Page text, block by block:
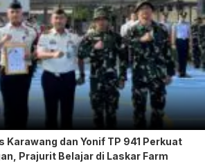
Karawang dan Yonif TP 941 Perkuat
Prajurit Belajar di Laskar Farm